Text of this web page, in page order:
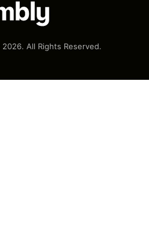
2026. All Rights Reserved.